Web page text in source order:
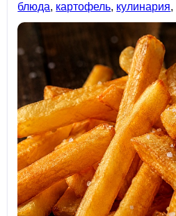
блюда, картофель, кулинария,